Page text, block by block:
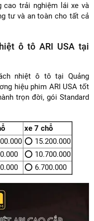
cao trải nghiệm lái xe và
tư và an toàn cho tất cả
ô tô ARI USA tại
nhiệt ô tô tại Quảng
hiệu phim ARI USA tốt
trọn đời, gói Standard
xe 7 chỗ
⭕ 15.200.000
⭕ 10.700.000
⭕ 6.700.000